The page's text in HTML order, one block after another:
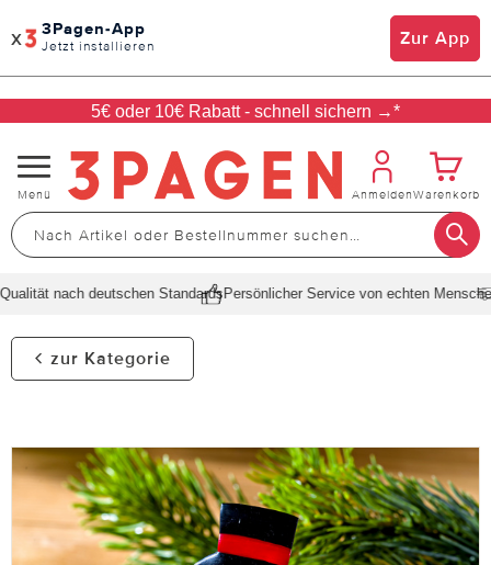
x 3Pagen-App
Jetzt installieren Zur App
5€ oder 10€ Rabatt - schnell sichern →*
Navigation
umschalten
Menü AnmeldenWarenkorb
nach deutschen StandardsPersönlicher Service von echten Menschen
zur Kategorie